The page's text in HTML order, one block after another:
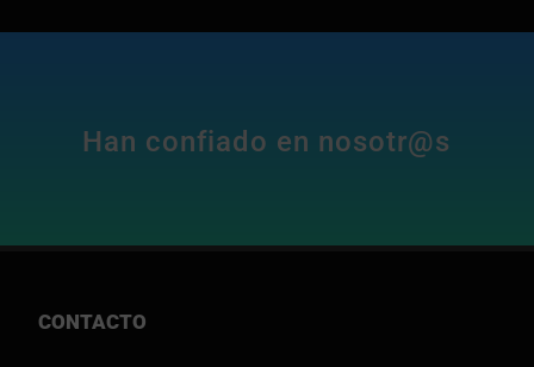
Han confiado en nosotr@s
CONTACTO